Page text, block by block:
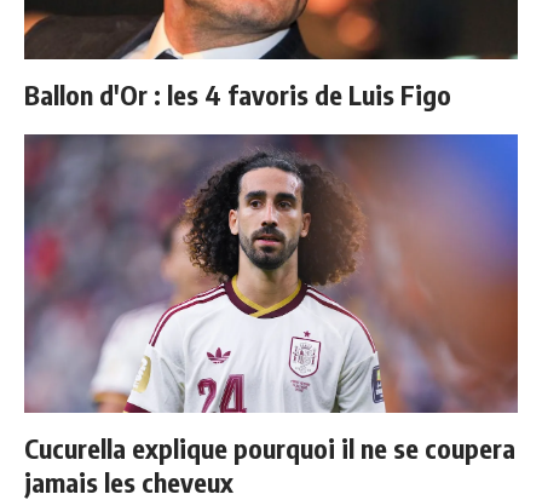
Ballon d'Or : les 4 favoris de Luis Figo
Cucurella explique pourquoi il ne se coupera
jamais les cheveux